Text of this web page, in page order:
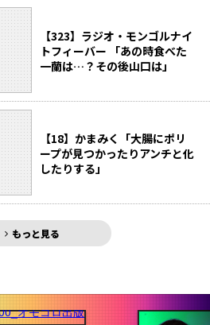
【323】ラジオ・モンゴルナイ
トフィーバー 「あの時食べた
一蘭は…？その後山口は」
【18】かまみく「大腸にポリ
ープが見つかったりアンチと化
したりする」
もっと見る